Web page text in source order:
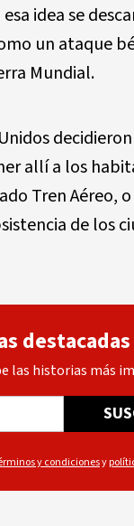
idea se
un ataque
Mundial.
allí a los
Tren Aéreo,
de los
las historias más
y condicionesy